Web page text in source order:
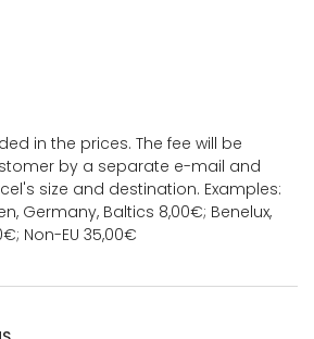
in the prices. The fee will be
by a separate e-mail and
size and destination. Examples:
Germany, Baltics 8,00€; Benelux,
Non-EU 35,00€